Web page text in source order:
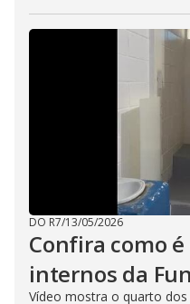
DO R7/13/05/2026
Confira como
internos da
Vídeo mostra o quarto